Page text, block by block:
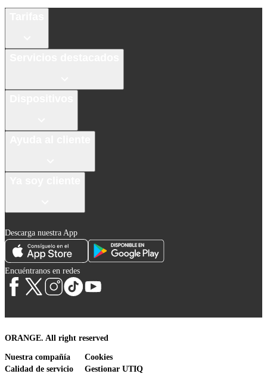
Descarga nuestra App
Encuéntranos en redes
ORANGE. All right reserved
Nuestra compañía
Calidad de servicio
Cookies
Gestionar UTIQ